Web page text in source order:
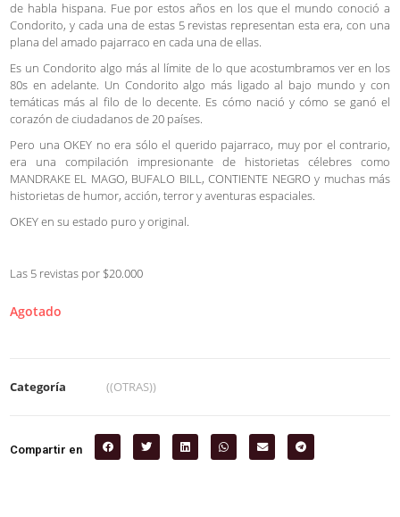
de habla hispana. Fue por estos años en los que el mundo conoció a
Condorito, y cada una de estas 5 revistas representan esta era, con una
plana del amado pajarraco en cada una de ellas.
Es un Condorito algo más al límite de lo que acostumbramos ver en los
80s en adelante. Un Condorito algo más ligado al bajo mundo y con
temáticas más al filo de lo decente. Es cómo nació y cómo se ganó el
corazón de ciudadanos de 20 países.
Pero una OKEY no era sólo el querido pajarraco, muy por el contrario,
era una compilación impresionante de historietas célebres como
MANDRAKE EL MAGO, BUFALO BILL, CONTIENTE NEGRO y muchas más
historietas de humor, acción, terror y aventuras espaciales.
OKEY en su estado puro y original.
Las 5 revistas por $20.000
Agotado
Categoría ((OTRAS))
Compartir en